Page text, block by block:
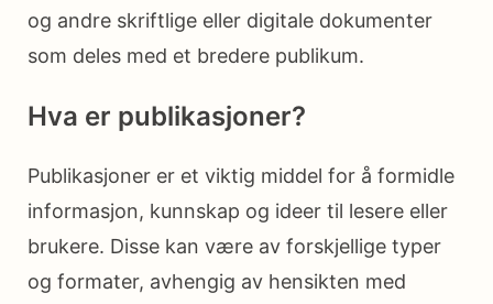
og andre skriftlige eller digitale dokumenter
som deles med et bredere publikum.
Hva er publikasjoner?
Publikasjoner er et viktig middel for å formidle
informasjon, kunnskap og ideer til lesere eller
brukere. Disse kan være av forskjellige typer
og formater, avhengig av hensikten med